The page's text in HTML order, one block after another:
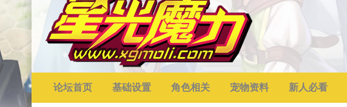
论坛首页 基础设置 角色相关 宠物资料 新人必看